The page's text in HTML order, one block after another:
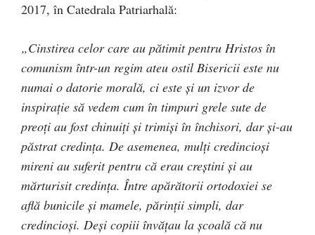
2017, în Catedrala Patriarhală:
„Cinstirea celor care au pătimit pentru Hristos în
comunism într-un regim ateu ostil Bisericii este nu
numai o datorie morală, ci este şi un izvor de
inspiraţie să vedem cum în timpuri grele sute de
preoţi au fost chinuiţi şi trimişi în închisori, dar şi-au
păstrat credinţa. De asemenea, mulţi credincioşi
mireni au suferit pentru că erau creştini şi au
mărturisit credinţa. Între apărătorii ortodoxiei se
află bunicile şi mamele, părinţii simpli, dar
credincioşi. Deşi copiii învăţau la şcoală că nu